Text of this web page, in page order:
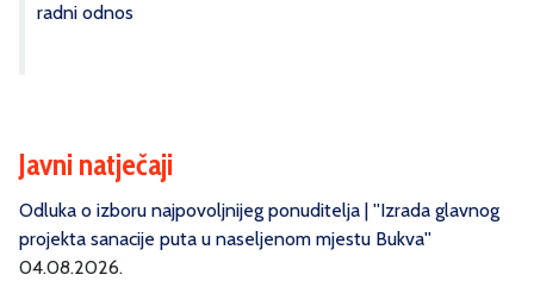
radni odnos
Javni natječaji
Odluka o izboru najpovoljnijeg ponuditelja | ''Izrada glavnog
projekta sanacije puta u naseljenom mjestu Bukva''
04.08.2026.